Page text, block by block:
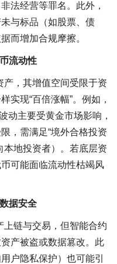
法经营等罪名。此外，
与标品（如股票、债
而增加合规摩擦。
流动性
产，其增值空间受限于资
实现“百倍涨幅”。例如，
动主要受黄金市场影响，
，需满足“境外合格投资
本地投资者）。若底层资
可能面临流动性枯竭风
据安全
上链与交易，但智能合约
产被盗或数据篡改。此
户隐私保护）也可能引